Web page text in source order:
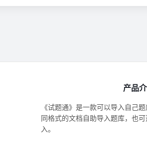
产品
《试题通》是一款可以导入自己
同格式的文档自助导入题库，也
入。